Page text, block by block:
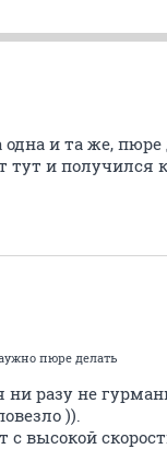
и та же,
тут и
пюре делать
разу не
)).
с высокой